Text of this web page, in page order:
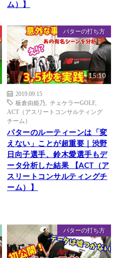
ム）】
パターの打ち方
15:10
2019.09.15
板倉由姫乃
チェケラーGOLF,
ACT（アスリートコンサルティング
チーム）
パターのルーティーンは「変
えない」ことが超重要｜渋野
日向子選手、鈴木愛選手もデ
ータ分析した結果 【ACT（ア
スリートコンサルティングチ
ーム）】
パターの打ち方